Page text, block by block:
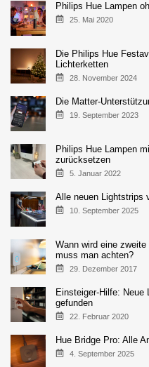
Philips Hue Lampen
25. Mai 2020
Die Philips Hue
Lichterketten
28. November 2024
Die Matter-
19. September 2023
Philips Hue Lampen
zurücksetzen
5. Januar 2022
Alle neuen Lightstrips
10. September 2025
Wann wird eine
muss man achten?
29. Dezember 2017
Einsteiger-Hilfe: Neue
gefunden
22. Februar 2020
Hue Bridge Pro: Alle
4. September 2025